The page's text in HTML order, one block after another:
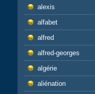
alexis
alfabet
alfred
alfred-georges
algérie
aliénation